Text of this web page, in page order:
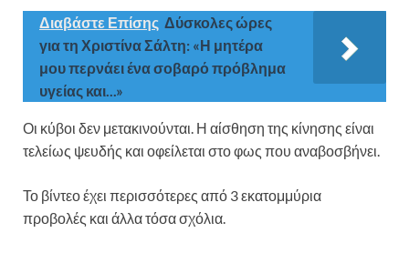
Διαβάστε Επίσης Δύσκολες ώρες
για τη Χριστίνα Σάλτη: «Η μητέρα
μου περνάει ένα σοβαρό πρόβλημα
υγείας και...»
Οι κύβοι δεν μετακινούνται. Η αίσθηση της κίνησης είναι
τελείως ψευδής και οφείλεται στο φως που αναβοσβήνει.
Το βίντεο έχει περισσότερες από 3 εκατομμύρια
προβολές και άλλα τόσα σχόλια.